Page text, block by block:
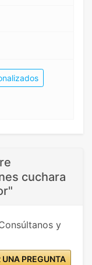
cuchara
y
UNA PREGUNTA